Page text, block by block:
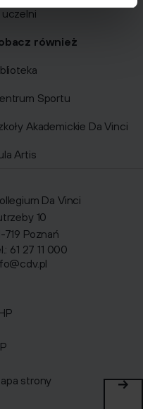
uczelni
również
Sportu
Akademickie Da Vinci
Artis
Da Vinci
10
719 Poznań
61 27 11 000
strony